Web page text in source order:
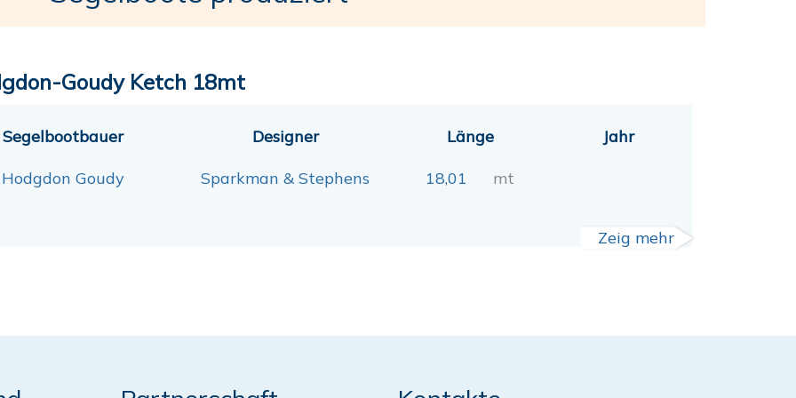
Goudy Ketch 18mt
Segelbootbauer
Hodgdon Goudy
Designer
Sparkman & Stephens
Länge
18,01 mt
Jahr
Zeig mehr